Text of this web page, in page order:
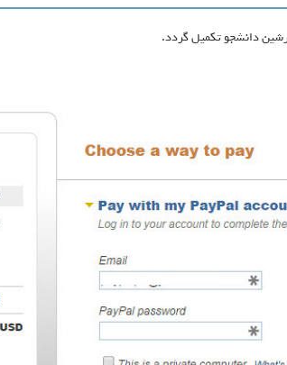
دانشجو تکمیل گردد.